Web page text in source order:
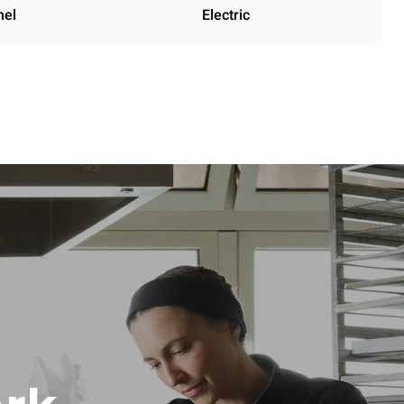
Electric
Afstand tussen trays
Frequency
50 / 60 Hz